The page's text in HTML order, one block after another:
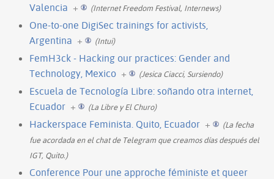
Valencia + (Internet Freedom Festival, Internews)
One-to-one DigiSec trainings for activists,
Argentina + (Intui)
FemH3ck - Hacking our practices: Gender and
Technology, Mexico + (Jesica Ciacci, Sursiendo)
Escuela de Tecnología Libre: soñando otra internet,
Ecuador + (La Libre y El Churo)
Hackerspace Feminista. Quito, Ecuador +
(La fecha
fue acordada en el chat de Telegram que creamos días después del
IGT, Quito.)
Conference Pour une approche féministe et queer